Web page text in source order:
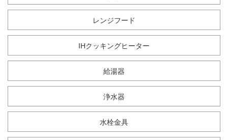
レンジフード
IHクッキングヒーター
給湯器
浄水器
水栓金具